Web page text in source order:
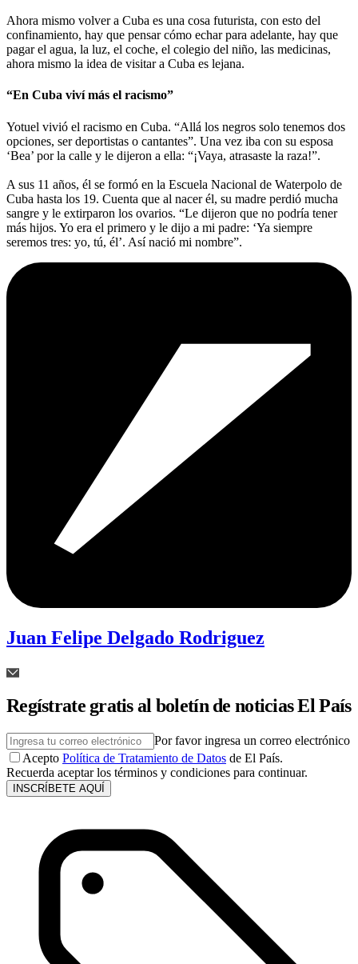
Ahora mismo volver a Cuba es una cosa futurista, con esto del
confinamiento, hay que pensar cómo echar para adelante, hay que
pagar el agua, la luz, el coche, el colegio del niño, las medicinas,
ahora mismo la idea de visitar a Cuba es lejana.
“En Cuba viví más el racismo”
Yotuel vivió el racismo en Cuba. “Allá los negros solo tenemos dos
opciones, ser deportistas o cantantes”. Una vez iba con su esposa
‘Bea’ por la calle y le dijeron a ella: “¡Vaya, atrasaste la raza!”.
A sus 11 años, él se formó en la Escuela Nacional de Waterpolo de
Cuba hasta los 19. Cuenta que al nacer él, su madre perdió mucha
sangre y le extirparon los ovarios. “Le dijeron que no podría tener
más hijos. Yo era el primero y le dijo a mi padre: ‘Ya siempre
seremos tres: yo, tú, él’. Así nació mi nombre”.
Juan Felipe Delgado Rodriguez
Regístrate gratis al boletín de noticias El País
Por favor ingresa un correo electrónico
Acepto Política de Tratamiento de Datos de El País.
Recuerda aceptar los términos y condiciones para continuar.
INSCRÍBETE AQUÍ